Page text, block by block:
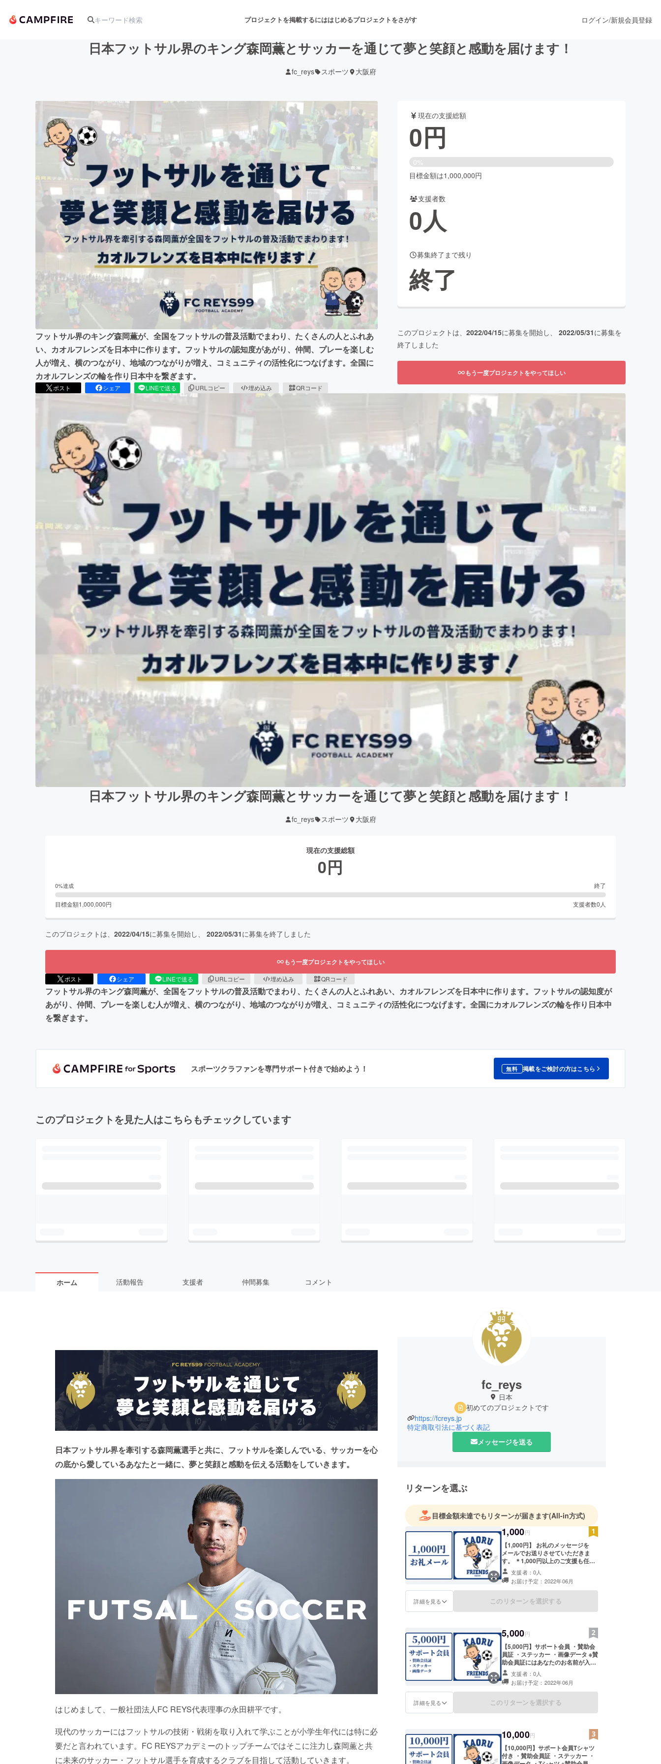
プロジェクトを掲載するにははじめるプロジェクトをさがす
アート・写真 舞台・パフォーマンス
テクノロジー・ガジェット ゲーム・サービス開発 フード・飲食店
映像・映画 書籍・雑誌出版
ビジネス・起業 チャレンジ ビューティー・ヘルスケア
まちづくり・地域活性化
CAMPFIRE for Social Good
CAMPFIRE Creation
CAMPFIREふるさと納税machi-yaコミュニティ
ログイン/新規会員登録
日本フットサル界のキング森岡薫とサッカーを通じて夢と笑顔と感動を届けます！
fc_reys スポーツ 大阪府
フットサル界のキング森岡薫が、全国をフットサルの普及活動でまわり、たくさんの人とふれあ
い、カオルフレンズを日本中に作ります。フットサルの認知度があがり、仲間、プレーを楽しむ
人が増え、横のつながり、地域のつながりが増え、コミュニティの活性化につなげます。全国に
カオルフレンズの輪を作り日本中を繋ぎます。
ポスト シェア LINEで送る URLコピー 埋め込み QRコード
現在の支援総額
0円
0%
目標金額は1,000,000円
支援者数
0人
募集終了まで残り
終了
このプロジェクトは、 2022/04/15に募集を開始し、 2022/05/31に募集を
終了しました
もう一度プロジェクトをやってほしい
日本フットサル界のキング森岡薫とサッカーを通じて夢と笑顔と感動を届けます！
fc_reys スポーツ 大阪府
現在の支援総額
0円
0%達成 終了
目標金額1,000,000円 支援者数0 人
このプロジェクトは、 2022/04/15に募集を開始し、 2022/05/31に募集を終了しました
もう一度プロジェクトをやってほしい
ポスト シェア LINEで送る URLコピー 埋め込み QRコード
フットサル界のキング森岡薫が、全国をフットサルの普及活動でまわり、たくさんの人とふれあい、カオルフレンズを日本中に作ります。フットサルの認知度が
あがり、仲間、プレーを楽しむ人が増え、横のつながり、地域のつながりが増え、コミュニティの活性化につなげます。全国にカオルフレンズの輪を作り日本中
を繋ぎます。
スポーツクラファンを専門サポート付きで始めよう！ 無料 掲載をご検討の方はこちら
このプロジェクトを見た人はこちらもチェックしています
ホーム 活動報告 支援者 仲間募集 コメント
日本フットサル界を牽引する森岡薫選手と共に、フットサルを楽しんでいる、サッカーを心
の底から愛しているあなたと一緒に、夢と笑顔と感動を伝える活動をしていきます。
はじめまして、一般社団法人FC REYS代表理事の永田耕平です。
現代のサッカーにはフットサルの技術・戦術を取り入れて学ぶことが小学生年代には特に必
要だと言われています。FC REYSアカデミーのトップチームではそこに注力し森岡薫と共
に未来のサッカー・フットサル選手を育成するクラブを目指して活動していきます。
fc_reys
日本
初めてのプロジェクトです
https://fcreys.jp
特定商取引法に基づく表記
メッセージを送る
リターンを選ぶ
目標金額未達でもリターンが届きます(All-in方式)
1,000円
【1,000円】 お礼のメッセージを
メールでお送りさせていただきま
す。 ＊1,000円以上のご支援も任意
で選択いただけます。
支援者：0人
お届け予定：2022年06月
詳細を見る このリターンを選択する
5,000円
【5,000円】サポート会員 ・賛助会
員証 ・ステッカー ・画像データ ※賛
助会員証にはあなたのお名前が入り
ますので、賛助会員証に入るあなた
のお名前を備考欄に必ず記入くださ
い。 ※画像データは登録いただいた
メールアドレスにお送りいたしま
す。 ※こちらの支援によるサポート
支援者：0人
お届け予定：2022年06月
詳細を見る このリターンを選択する
10,000円
【10,000円】サポート会員Tシャツ
付き ・賛助会員証 ・ステッカー ・